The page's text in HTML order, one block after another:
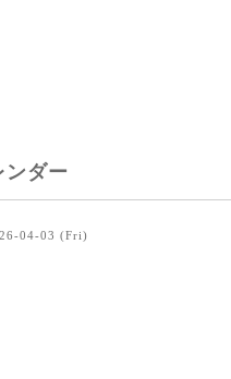
ンダー
04-03 (Fri)